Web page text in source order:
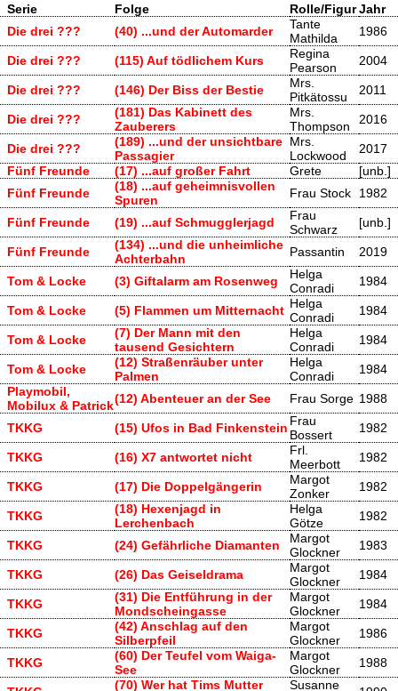
Serie Folge Rolle/FigurJahr
Die drei ???
(40) ...und der Automarder
Tante
Mathilda
1986
Die drei ??? (115) Auf tödlichem Kurs
Regina
Pearson
2004
Die drei ??? (146) Der Biss der Bestie
Mrs.
Pitkätossu
2011
Die drei ???
(181) Das Kabinett des
Zauberers
Mrs.
Thompson
2016
Die drei ???
(189) ...und der unsichtbare
Passagier
Mrs.
Lockwood
2017
Fünf Freunde
(17) ...auf großer Fahrt Grete
[unb.]
Fünf Freunde
(18) ...auf geheimnisvollen
Spuren
Frau Stock 1982
Fünf Freunde (19) ...auf Schmugglerjagd
Frau
Schwarz
[unb.]
Fünf Freunde
(134) ...und die unheimliche
Achterbahn
Passantin 2019
Tom & Locke (3) Giftalarm am Rosenweg
Helga
Conradi
1984
Tom & Locke (5) Flammen um Mitternacht Helga
Conradi
1984
Tom & Locke
(7) Der Mann mit den
tausend Gesichtern
Helga
Conradi
1984
Tom & Locke
(12) Straßenräuber unter
Palmen
Helga
Conradi
1984
Playmobil,
Mobilux & Patrick(12) Abenteuer an der See Frau Sorge 1988
TKKG (15) Ufos in Bad Finkenstein Frau
Bossert
1982
TKKG (16) X7 antwortet nicht
Frl.
Meerbott
1982
TKKG (17) Die Doppelgängerin
Margot
Zonker
1982
TKKG
(18) Hexenjagd in
Lerchenbach
Helga
Götze
1982
TKKG (24) Gefährliche Diamanten
Margot
Glockner
1983
TKKG (26) Das Geiseldrama
Margot
Glockner
1984
TKKG
(31) Die Entführung in der
Mondscheingasse
Margot
Glockner
1984
TKKG
(42) Anschlag auf den
Silberpfeil
Margot
Glockner
1986
TKKG
(60) Der Teufel vom Waiga-
See
Margot
Glockner
1988
(70) Wer hat Tims Mutter Susanne